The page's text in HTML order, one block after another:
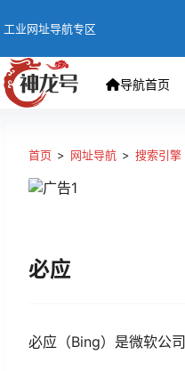
工业网址导航专区
导航首页
首页 > 网址导航 > 搜索引擎
必应
必应（Bing）是微软公